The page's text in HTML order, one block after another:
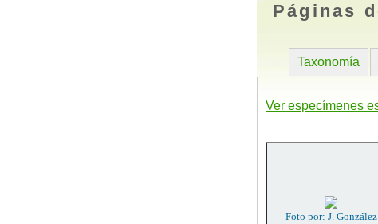
Páginas
Taxonomía
Ver especímenes
Foto por: J. González